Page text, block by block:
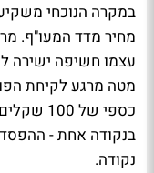
במקרה הנוכחי
מחיר מדד המעו"ף.
עצמו חשיפה ישירה
מטה מרגע לקיחת
כספי
נקודה.